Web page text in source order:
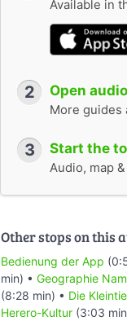
Available in
2 Open
More guides
3 Start the
Audio, map
Other stops on this
Bedienung der App
min) • Geographie
(8:28 min) • Die
Herero-Kultur (3:03